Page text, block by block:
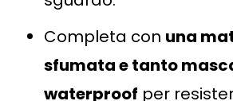
Completa con una
sfumata e tanto
waterproof per